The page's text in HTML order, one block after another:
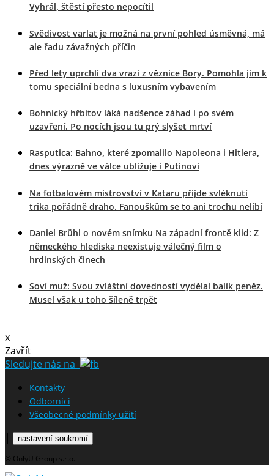
Vyhrál, štěstí přesto nepocítil
Svědivost varlat je možná na první pohled úsměvná, má
ale řadu závažných příčin
Před lety uprchli dva vrazi z věznice Bory. Pomohla jim k
tomu speciální bedna s luxusním vybavením
Bohnický hřbitov láká nadšence záhad i po svém
uzavření. Po nocích jsou tu prý slyšet mrtví
Rasputica: Bahno, které zpomalilo Napoleona i Hitlera,
dnes výrazně ve válce ubližuje i Putinovi
Na fotbalovém mistrovství v Kataru přijde svléknutí
trika pořádně draho. Fanouškům se to ani trochu nelíbí
Daniel Brühl o novém snímku Na západní frontě klid: Z
německého hlediska neexistuje válečný film o
hrdinských činech
Soví muž: Svou zvláštní dovedností vydělal balík peněz.
Musel však u toho šíleně trpět
x
Zavřít
Sledujte nás na
Kontakty
Odborníci
Všeobecné podmínky užití
| nastavení soukromí
© OnlyU Group s.r.o.